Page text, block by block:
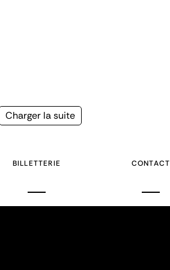
Page
Charger la suite
BILLETTERIE CONTACT